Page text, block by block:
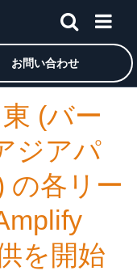
ページに戻るには、こ
お問い合わせ
(バー
ジアパ
の各リー
を開始